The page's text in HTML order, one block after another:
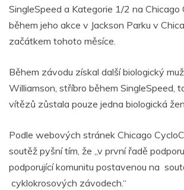
SingleSpeed ​​a Kategorie 1/2 na Chicago
během jeho akce v Jackson Parku v
začátkem tohoto měsíce.
Během závodu získal další biologický
Williamson, stříbro během SingleSpeed,
vítězů zůstala pouze jedna biologická
Podle webových stránek Chicago
soutěž pyšní tím, že „v první řadě
podporující komunitu postavenou na
cyklokrosových závodech.“